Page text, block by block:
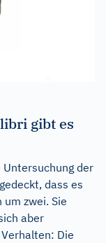
gibt es
der
dass es
zwei. Sie
aber
Die